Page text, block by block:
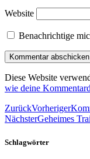
Website
Benachrichtige
Diese Website
wie deine
ZurückVorheriger
NächsterGeheimes
Schlagwörter